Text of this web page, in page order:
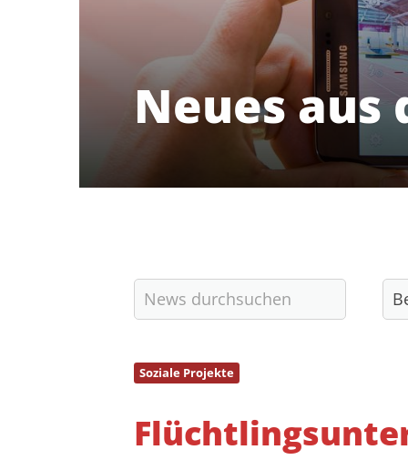
Neues aus
Soziale Projekte
60438 Frankfurt am Main